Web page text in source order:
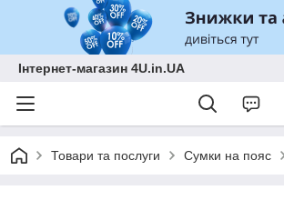
Інтернет-магазин 4U.in.UA
Товари та послуги Сумки на пояс